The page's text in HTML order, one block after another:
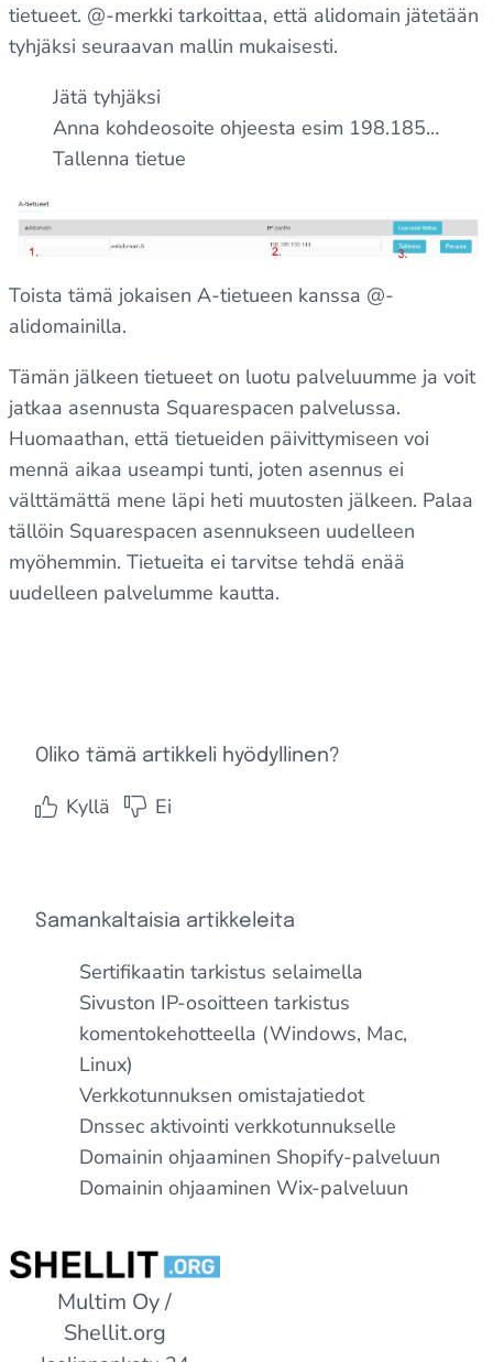
tietueet. @-merkki tarkoittaa, että alidomain jätetään
tyhjäksi seuraavan mallin mukaisesti.
Jätä tyhjäksi
Anna kohdeosoite ohjeesta esim 198.185…
Tallenna tietue
Toista tämä jokaisen A-tietueen kanssa @-
alidomainilla.
Tämän jälkeen tietueet on luotu palveluumme ja voit
jatkaa asennusta Squarespacen palvelussa.
Huomaathan, että tietueiden päivittymiseen voi
mennä aikaa useampi tunti, joten asennus ei
välttämättä mene läpi heti muutosten jälkeen. Palaa
tällöin Squarespacen asennukseen uudelleen
myöhemmin. Tietueita ei tarvitse tehdä enää
uudelleen palvelumme kautta.
Oliko tämä artikkeli hyödyllinen?
Kyllä Ei
Samankaltaisia artikkeleita
Sertifikaatin tarkistus selaimella
Sivuston IP-osoitteen tarkistus
komentokehotteella (Windows, Mac,
Linux)
Verkkotunnuksen omistajatiedot
Dnssec aktivointi verkkotunnukselle
Domainin ohjaaminen Shopify-palveluun
Domainin ohjaaminen Wix-palveluun
Multim Oy /
Shellit.org